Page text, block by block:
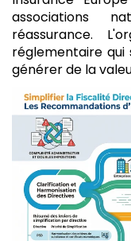
associations
réassurance.
réglementaire
générer de la